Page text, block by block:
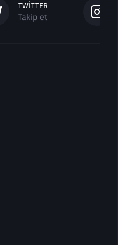
TWITTER
Takip et